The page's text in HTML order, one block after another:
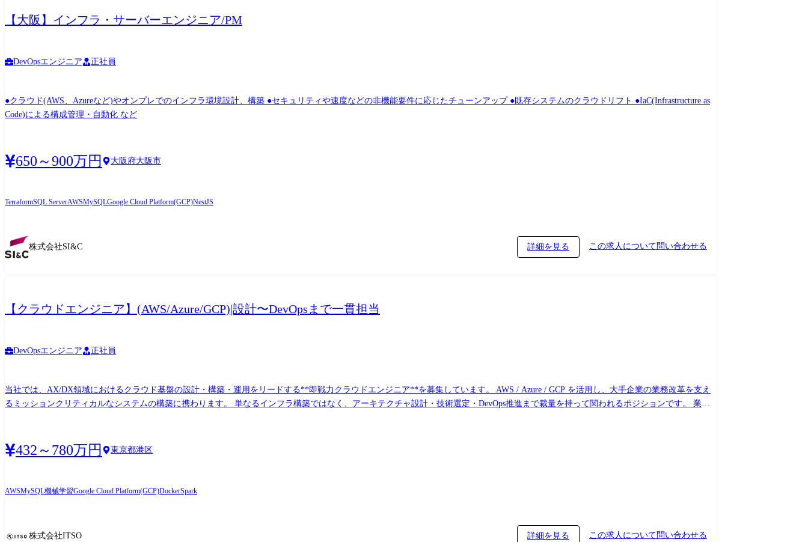
【大阪】インフラ・サーバーエンジニア/PM
DevOpsエンジニア 正社員
●クラウド(AWS、Azureなど)やオンプレでのインフラ環境設計、構築 ●セキュリティや速度などの非機能要件に応じたチューンアップ ●既存システムのクラウドリフト ●IaC(Infrastructure as
Code)による構成管理・自動化 など
650～900万円 大阪府大阪市
TerraformSQL ServerAWSMySQLGoogle Cloud Platform(GCP)NestJS
株式会社SI&C 詳細を見る この求人について問い合わせる
【クラウドエンジニア】(AWS/Azure/GCP)|設計〜DevOpsまで一貫担当
DevOpsエンジニア 正社員
当社では、AX/DX領域におけるクラウド基盤の設計・構築・運用をリードする**即戦力クラウドエンジニア**を募集しています。 AWS / Azure / GCP を活用し、大手企業の業務改革を支え
るミッションクリティカルなシステムの構築に携わります。 単なるインフラ構築ではなく、アーキテクチャ設計・技術選定・DevOps推進まで裁量を持って関われるポジションです。 業界
・クラウド環境構築 ・ネットワーク設計 ・認証基盤設計 ・高可用性構成設計 ・バックアップ/DR設計 ・コンテナ基盤構築 ● DevOps・自動化推進 ・Infrastructure as Code(IaC)導入 ・CI/CD
パイプライン構築 ・GitOps環境構築 ・自動テスト環境整備 ・運用自動化 ・Platform Engineering推進 ● 運用・改善 ・監視設計 ・SRE活動 ・障害分析/改善 ・性能改善 ・コスト最適化 ・セ
432～780万円 東京都港区
AWSMySQL機械学習Google Cloud Platform(GCP)DockerSpark
株式会社ITSO 詳細を見る この求人について問い合わせる